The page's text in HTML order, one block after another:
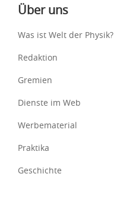
Über uns
Was ist Welt der Physik?
Redaktion
Gremien
Dienste im Web
Werbematerial
Praktika
Geschichte